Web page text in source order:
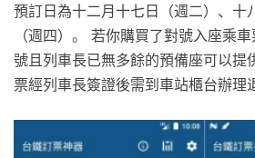
預訂日為十二月十七日（週二）、十
（週四）。 若你購買了對號入座乘
號且列車長已無多餘的預備座可以提
票經列車長簽證後需到車站櫃台辦理